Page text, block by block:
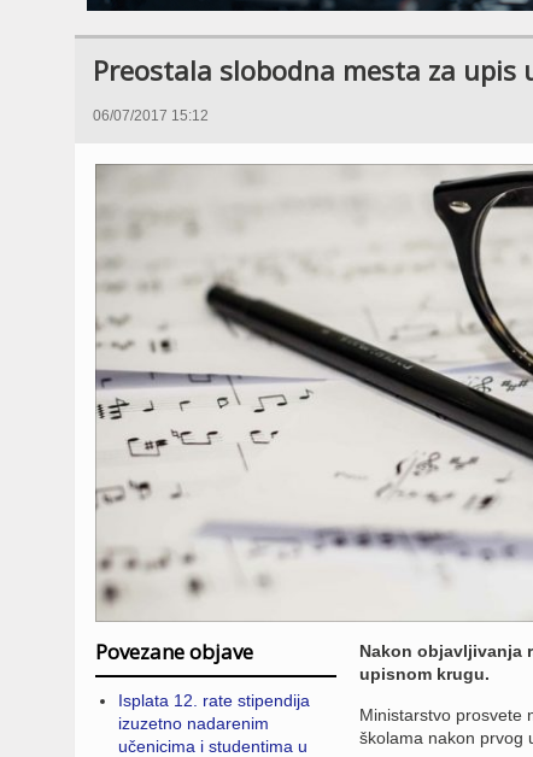
Preostala slobodna mesta za
06/07/2017 15:12
Povezane objave
Isplata 12. rate stipendija
izuzetno nadarenim
učenicima i studentima u
Nakon objavljivanja
upisnom krugu.
Ministarstvo prosvete
školama nakon prvog